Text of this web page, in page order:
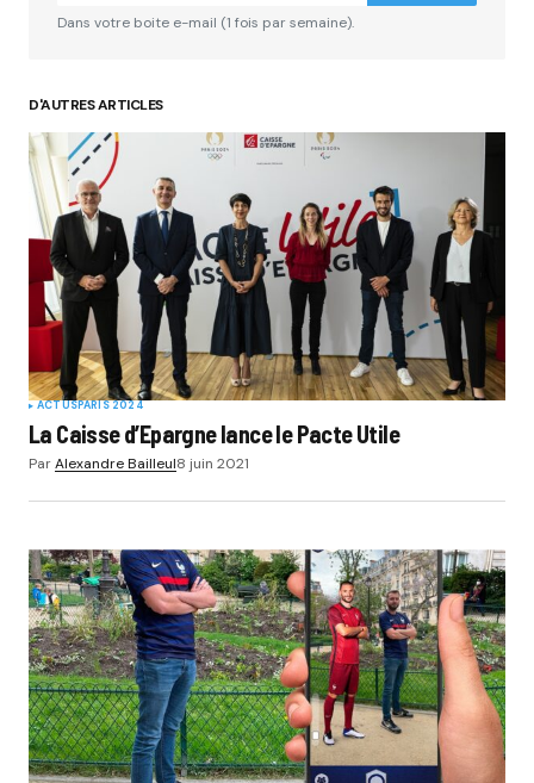
Dans votre boite e-mail (1 fois par semaine).
D'AUTRES ARTICLES
ACTUSPARIS 2024
La Caisse d’Epargne lance le Pacte Utile
ParAlexandre Bailleul8 juin 2021